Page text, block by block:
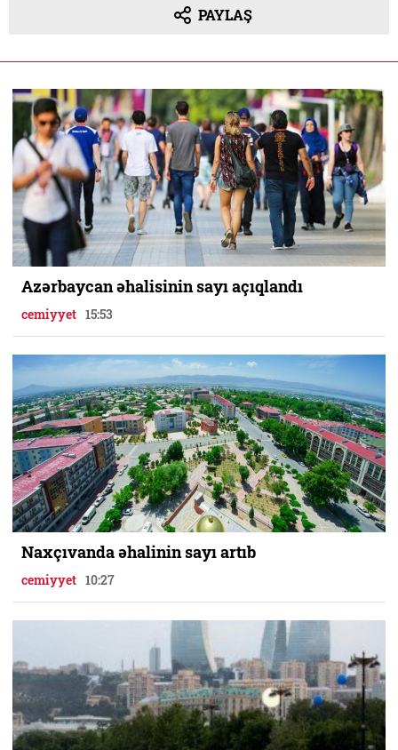
PAYLAŞ
Azərbaycan əhalisinin sayı açıqlandı
cemiyyet 15:53
Naxçıvanda əhalinin sayı artıb
cemiyyet 10:27